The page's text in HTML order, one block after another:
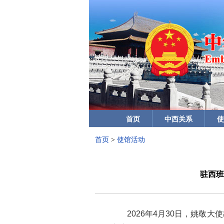
首页 中西关系
首页 > 使馆活动
驻西
2026年4月30日，姚敬大